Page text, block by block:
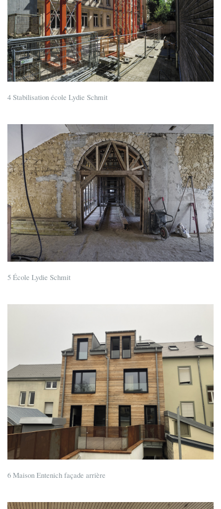
4 Stabilisation école Lydie Schmit
5 École Lydie Schmit
6 Maison Entenich façade arrière